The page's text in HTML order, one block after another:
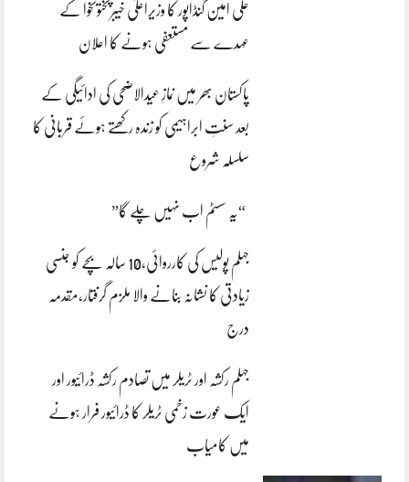
علی امین گنڈاپور کا وزیراعلیٰ خیبرپختونخوا کے
عہدے سے مستعفی ہونے کا اعلان
پاکستان بھر میں نمازِ عیدالاضحی کی ادائیگی کے
بعد سنتِ ابراہیمی کو زندہ رکھتے ہوئے قربانی کا
سلسلہ شروع
“یہ سسٹم اب نہیں چلے گا”
جہلم پولیس کی کارروائی،10 سالہ بچے کو جنسی
زیادتی کا نشانہ بنانے والا ملزم گرفتار،مقدمہ
درج
جہلم رکشہ اور ٹریلر میں تصادم رکشہ ڈرائیور اور
ایک عورت زخمی ٹریلر کا ڈرائیور فرار ہونے
میں کامیاب